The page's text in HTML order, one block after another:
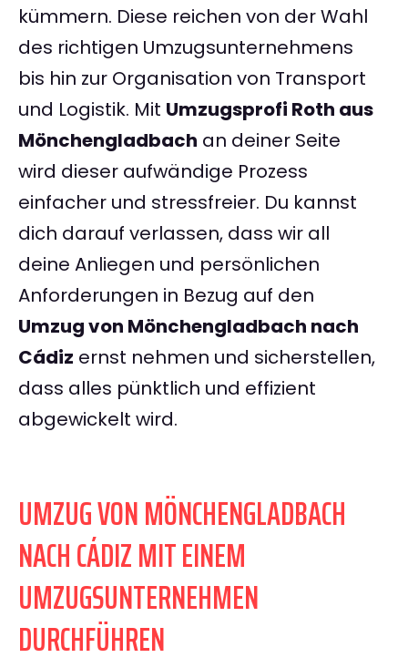
kümmern. Diese reichen von der Wahl
des richtigen Umzugsunternehmens
bis hin zur Organisation von Transport
und Logistik. Mit Umzugsprofi Roth aus
Mönchengladbach an deiner Seite
wird dieser aufwändige Prozess
einfacher und stressfreier. Du kannst
dich darauf verlassen, dass wir all
deine Anliegen und persönlichen
Anforderungen in Bezug auf den
Umzug von Mönchengladbach nach
Cádiz ernst nehmen und sicherstellen,
dass alles pünktlich und effizient
abgewickelt wird.
UMZUG VON MÖNCHENGLADBACH
NACH CÁDIZ MIT EINEM
UMZUGSUNTERNEHMEN
DURCHFÜHREN